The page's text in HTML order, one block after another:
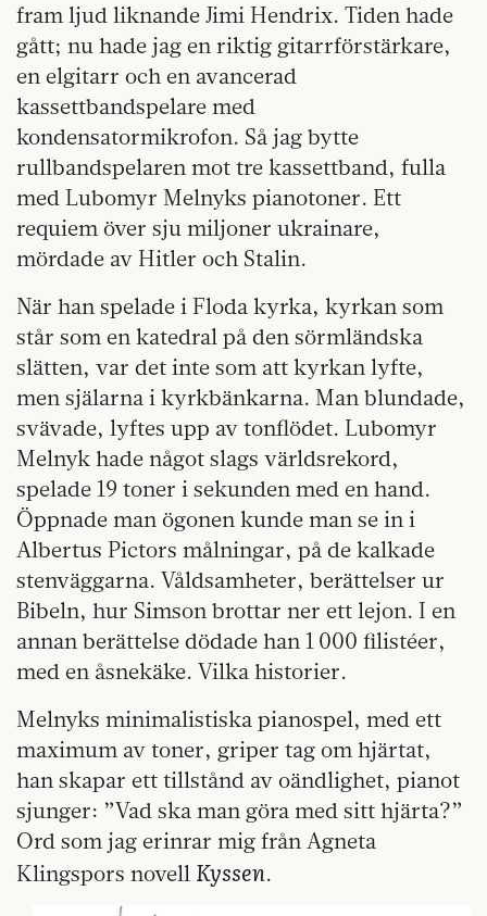
fram ljud liknande Jimi Hendrix. Tiden hade
gått; nu hade jag en riktig gitarrförstärkare,
en elgitarr och en avancerad
kassettbandspelare med
kondensatormikrofon. Så jag bytte
rullbandspelaren mot tre kassettband, fulla
med Lubomyr Melnyks pianotoner. Ett
requiem över sju miljoner ukrainare,
mördade av Hitler och Stalin.
När han spelade i Floda kyrka, kyrkan som
står som en katedral på den sörmländska
slätten, var det inte som att kyrkan lyfte,
men själarna i kyrkbänkarna. Man blundade,
svävade, lyftes upp av tonflödet. Lubomyr
Melnyk hade något slags världsrekord,
spelade 19 toner i sekunden med en hand.
Öppnade man ögonen kunde man se in i
Albertus Pictors målningar, på de kalkade
stenväggarna. Våldsamheter, berättelser ur
Bibeln, hur Simson brottar ner ett lejon. I en
annan berättelse dödade han 1 000 filistéer,
med en åsnekäke. Vilka historier.
Melnyks minimalistiska pianospel, med ett
maximum av toner, griper tag om hjärtat,
han skapar ett tillstånd av oändlighet, pianot
sjunger: ”Vad ska man göra med sitt hjärta?”
Ord som jag erinrar mig från Agneta
Klingspors novell Kyssen.